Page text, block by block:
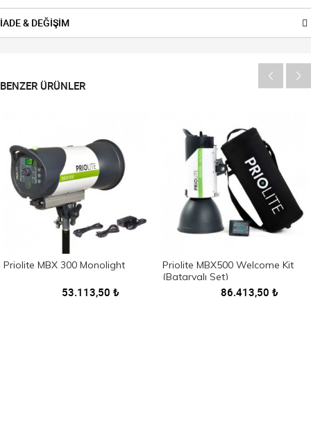
İADE & DEĞİŞİM
BENZER ÜRÜNLER
Priolite MBX 300 Monolight
53.113,50 ₺
Priolite MBX500 Welcome Kit
(Bataryalı Set)
86.413,50 ₺